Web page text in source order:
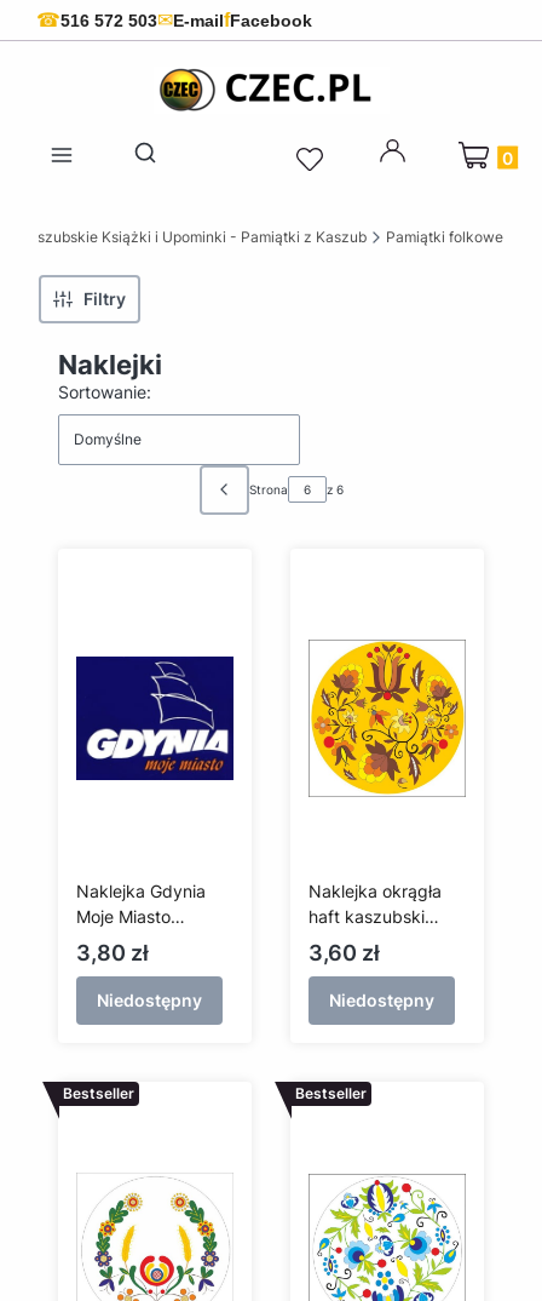
☎516 572 503✉E-mailfFacebook
Otwórz wyszukiwarkę
Produkty
Kaszubskie Książki i Upominki - Pamiątki z Kaszub Pamiątki folkowe
Filtry
Naklejki
Lista produktów
Sortowanie:
Domyślne
Poprzednie produkty
Strona z 6
Naklejka Gdynia
Moje Miasto
(prostokątna)
Cena
3,80 zł
Niedostępny
Naklejka okrągła
haft kaszubski
(szkoła
borowiacka)
Cena
3,60 zł
Niedostępny
Bestseller Bestseller